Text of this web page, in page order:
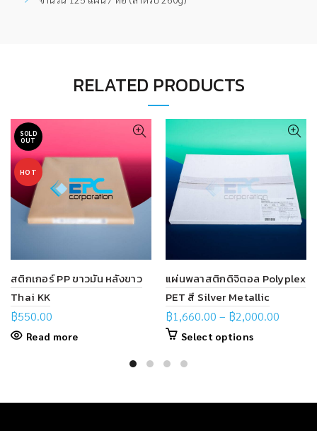
RELATED PRODUCTS
SOLD
OUT
HOT
สติกเกอร์ PP ขาวมัน หลังขาว
Thai KK
฿550.00
Read more
แผ่นพลาสติกดิจิตอล Polyplex
PET สี Silver Metallic
฿1,660.00 – ฿2,000.00
Select options